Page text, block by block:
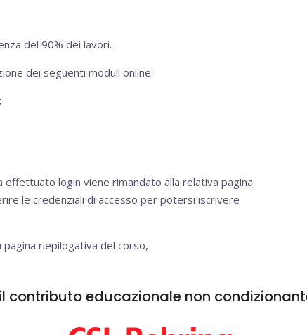
del 90% dei lavori.
dei seguenti moduli online:
effettuato login viene rimandato alla relativa pagina
le credenziali di accesso per potersi iscrivere
riepilogativa del corso,
contributo educazionale non